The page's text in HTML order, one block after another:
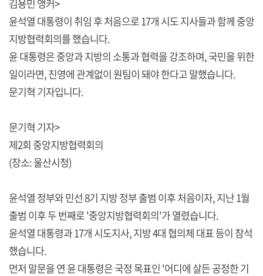
김용민 앵커>
윤석열 대통령이 취임 후 처음으로 17개 시도 지사들과 함께 중앙
지방협력회의를 했습니다.
윤 대통령은 중앙과 지방의 소통과 협력을 강조하며, 국민을 위한
일이라면, 진영에 관계없이 원팀이 돼야 한다고 말했습니다.
문기혁 기자입니다.
문기혁 기자>
제2회 중앙지방협력회의
(장소: 울산시청)
윤석열 정부와 민선 8기 지방 정부 출범 이후 처음이자, 지난 1월
출범 이후 두 번째로 '중앙지방협력회의'가 열렸습니다.
윤석열 대통령과 17개 시도지사, 지방 4대 협의체 대표 등이 참석
했습니다.
먼저 말문을 연 윤 대통령은 국정 목표인 '어디에 살든 공정한 기